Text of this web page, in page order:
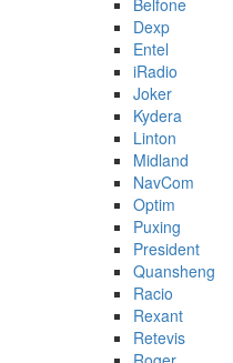
Dexp
Entel
iRadio
Joker
Kydera
Linton
Midland
NavCom
Optim
Puxing
President
Quansheng
Racio
Rexant
Retevis